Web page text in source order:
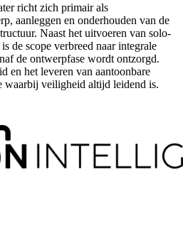
richt zich primair als
aanleggen en onderhouden van de
Naast het uitvoeren van solo-
de scope verbreed naar integrale
de ontwerpfase wordt ontzorgd.
en het leveren van aantoonbare
waarbij veiligheid altijd leidend is.